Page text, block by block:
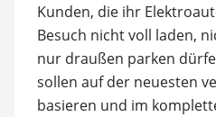
Kunden, die ihr
Besuch nicht voll laden,
nur draußen parken
sollen auf der neuesten
basieren und im